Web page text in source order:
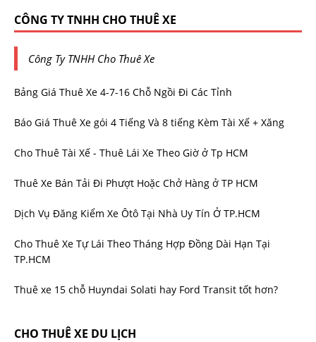
CÔNG TY TNHH CHO THUÊ XE
Công Ty TNHH Cho Thuê Xe
Bảng Giá Thuê Xe 4-7-16 Chỗ Ngồi Đi Các Tỉnh
Báo Giá Thuê Xe gói 4 Tiếng Và 8 tiếng Kèm Tài Xế + Xăng
Cho Thuê Tài Xế - Thuê Lái Xe Theo Giờ ở Tp HCM
Thuê Xe Bán Tải Đi Phượt Hoặc Chở Hàng ở TP HCM
Dịch Vụ Đăng Kiểm Xe Ôtô Tại Nhà Uy Tín Ở TP.HCM
Cho Thuê Xe Tự Lái Theo Tháng Hợp Đồng Dài Hạn Tại
TP.HCM
Thuê xe 15 chỗ Huyndai Solati hay Ford Transit tốt hơn?
CHO THUÊ XE DU LỊCH